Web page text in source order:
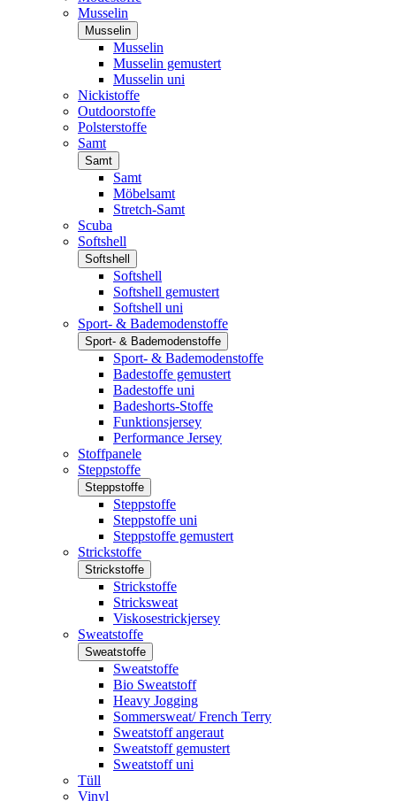
Musselin
Musselin
Musselin
Musselin gemustert
Musselin uni
Nickistoffe
Outdoorstoffe
Polsterstoffe
Samt
Samt
Samt
Möbelsamt
Stretch-Samt
Scuba
Softshell
Softshell
Softshell
Softshell gemustert
Softshell uni
Sport- & Bademodenstoffe
Sport- & Bademodenstoffe
Sport- & Bademodenstoffe
Badestoffe gemustert
Badestoffe uni
Badeshorts-Stoffe
Funktionsjersey
Performance Jersey
Stoffpanele
Steppstoffe
Steppstoffe
Steppstoffe
Steppstoffe uni
Steppstoffe gemustert
Strickstoffe
Strickstoffe
Strickstoffe
Stricksweat
Viskosestrickjersey
Sweatstoffe
Sweatstoffe
Sweatstoffe
Bio Sweatstoff
Heavy Jogging
Sommersweat/ French Terry
Sweatstoff angeraut
Sweatstoff gemustert
Sweatstoff uni
Tüll
Vinyl